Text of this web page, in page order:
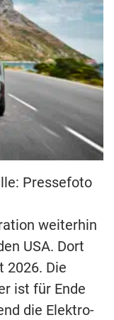
Pressefoto
weiterhin
USA. Dort
2026. Die
ist für Ende
die Elektro-